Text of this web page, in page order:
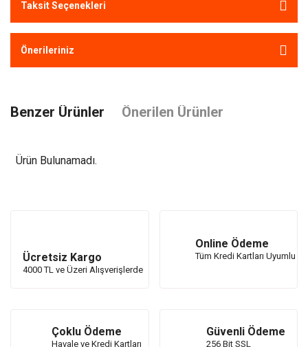
Taksit Seçenekleri
Önerileriniz
Benzer Ürünler Önerilen Ürünler
Ürün Bulunamadı.
Ücretsiz Kargo
4000 TL ve Üzeri Alışverişlerde
Online Ödeme
Tüm Kredi Kartları Uyumlu
Çoklu Ödeme
Havale ve Kredi Kartları
Güvenli Ödeme
256 Bit SSL